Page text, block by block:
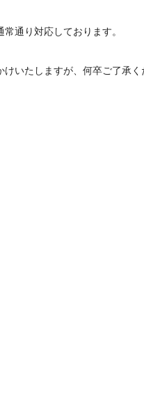
通り対応しております。
いたしますが、何卒ご了承く